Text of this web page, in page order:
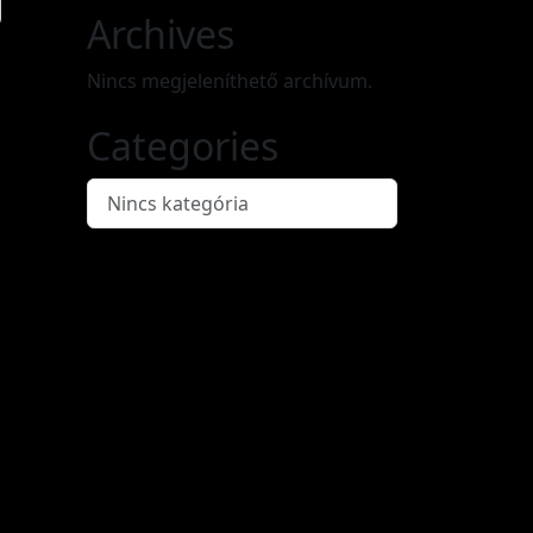
Archives
Nincs megjeleníthető archívum.
Categories
Nincs kategória